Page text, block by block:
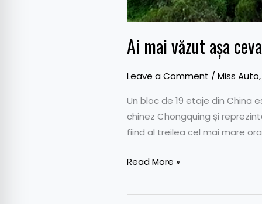
Ai mai văzut așa
Leave a Comment / Miss Auto,
Un bloc de 19 etaje din China
chinez Chongquing și
fiind al treilea cel mai mare
Read More »